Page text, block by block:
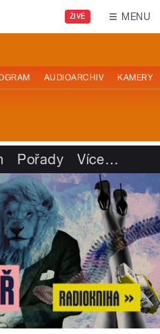
ŽIVĚ MENU
AUDIOARCHIV KAMERY
Pořady Více…